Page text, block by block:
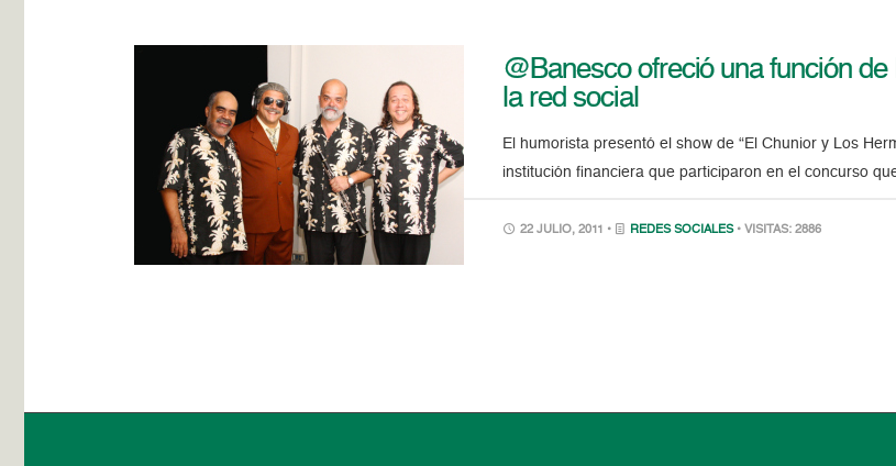
@Banesco ofreció una función
la red social
El humorista presentó el show de “El Chunior y Los
institución financiera que participaron en el concurso
22 JULIO, 2011 • REDES SOCIALES • VISITAS: 2886